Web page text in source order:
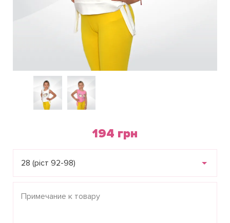
194 грн
28 (ріст 92-98)